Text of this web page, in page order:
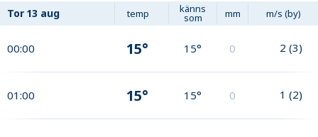
Tor 13 aug temp känns
som mm m/s (by)
00:00 15° 15° 0 2 (3)
01:00 15° 15° 0 1 (2)